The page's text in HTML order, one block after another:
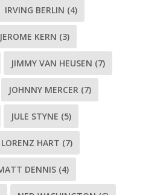
IRVING BERLIN (4)
JEROME KERN (3)
JIMMY VAN HEUSEN (7)
JOHNNY MERCER (7)
JULE STYNE (5)
LORENZ HART (7)
DENNIS (4)